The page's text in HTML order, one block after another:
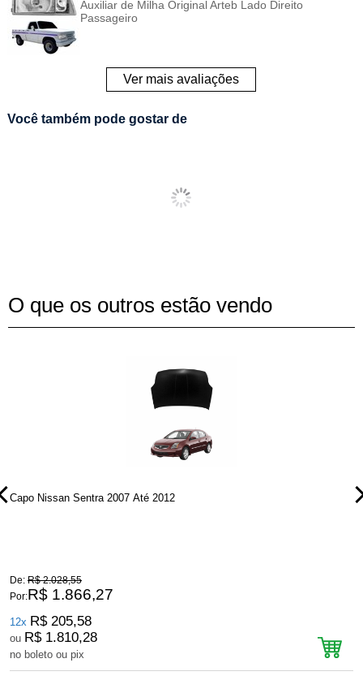
Auxiliar de Milha Original Arteb Lado Direito
Passageiro
Ver mais avaliações
Você também pode gostar de
O que os outros estão vendo
Capo Nissan Sentra 2007 Até 2012
De: R$ 2.028,55
Por:R$ 1.866,27
12x R$ 205,58
ou R$ 1.810,28
no boleto ou pix